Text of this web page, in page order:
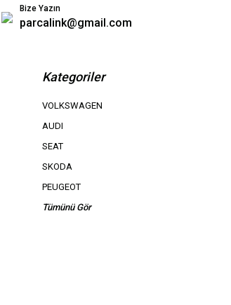
Bize Yazın
parcalink@gmail.com
Kategoriler
VOLKSWAGEN
AUDI
SEAT
SKODA
PEUGEOT
Tümünü Gör